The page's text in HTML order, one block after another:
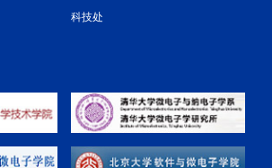
科技处